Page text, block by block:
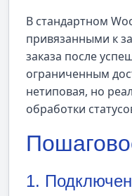
В стандартном
привязанными к
заказа после
ограниченным
нетиповая, но
обработки
1.